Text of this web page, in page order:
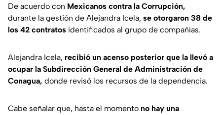
De acuerdo con Mexicanos contra la Corrupción,
durante la gestión de Alejandra Icela, se otorgaron 38 de
los 42 contratos identificados al grupo de compañías.
Alejandra Icela, recibió un acenso posterior que la llevó a
ocupar la Subdirección General de Administración de
Conagua, donde revisó los recursos de la dependencia.
Cabe señalar que, hasta el momento no hay una